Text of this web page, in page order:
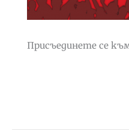
Присъединете се